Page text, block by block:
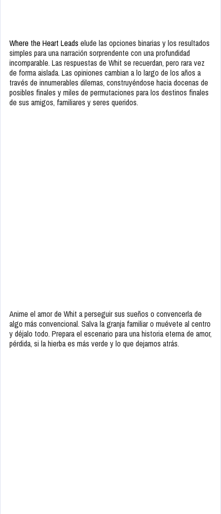
Where the Heart Leads elude las opciones binarias y los resultados
simples para una narración sorprendente con una profundidad
incomparable. Las respuestas de Whit se recuerdan, pero rara vez
de forma aislada. Las opiniones cambian a lo largo de los años a
través de innumerables dilemas, construyéndose hacia docenas de
posibles finales y miles de permutaciones para los destinos finales
de sus amigos, familiares y seres queridos.
Anime el amor de Whit a perseguir sus sueños o convencerla de
algo más convencional. Salva la granja familiar o muévete al centro
y déjalo todo. Prepara el escenario para una historia eterna de amor,
pérdida, si la hierba es más verde y lo que dejamos atrás.